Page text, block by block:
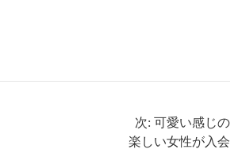
次: 可愛い感じの
楽しい女性が入会